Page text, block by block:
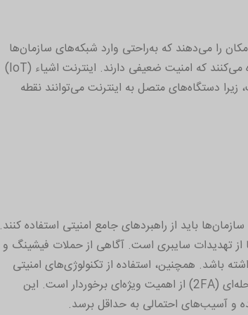
را می‌دهند که به‌راحتی وارد شبکه‌های سازمان‌ها
شوند. بسیاری از سازمان‌ها هنوز از سیستم‌های قدیمی استفاده می‌کنند که امنیت ضعیفی دارند. اینترنت اشیاء (IoT)
دستگاه‌های متصل به اینترنت می‌توانند نقطه
باید از راهبردهای جامع امنیتی استفاده کنند.
از تهدیدات سایبری است. آگاهی از حملات فیشینگ و
باشد. همچنین، استفاده از تکنولوژی‌های امنیتی
مانند فایروال‌ها، نرم‌افزارهای ضدویروس و احراز هویت دو مرحله‌ای (2FA) از اهمیت ویژه‌ای برخوردار است. این
و آسیب‌های احتمالی به حداقل برسد.